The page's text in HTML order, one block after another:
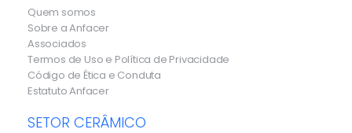
Quem somos
Sobre a Anfacer
Associados
Termos de Uso e Política de Privacidade
Código de Ética e Conduta
Estatuto Anfacer
SETOR CERÂMICO